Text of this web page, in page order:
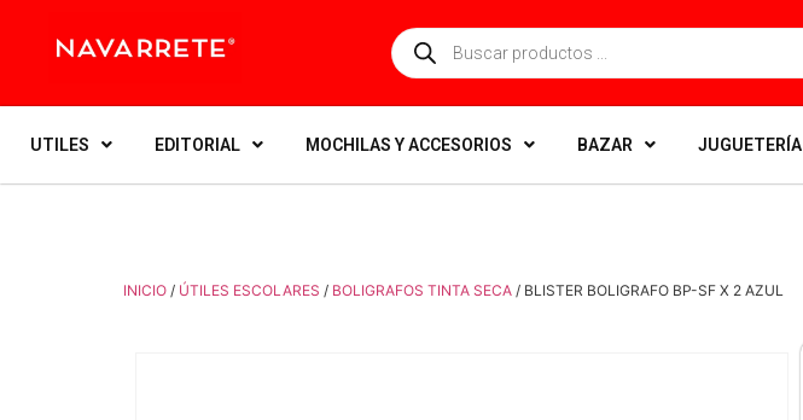
UTILES EDITORIAL MOCHILAS Y ACCESORIOS BAZAR JUGUETERÍA
INICIO / ÚTILES ESCOLARES / BOLIGRAFOS TINTA SECA / BLISTER BOLIGRAFO BP-SF X 2 AZUL